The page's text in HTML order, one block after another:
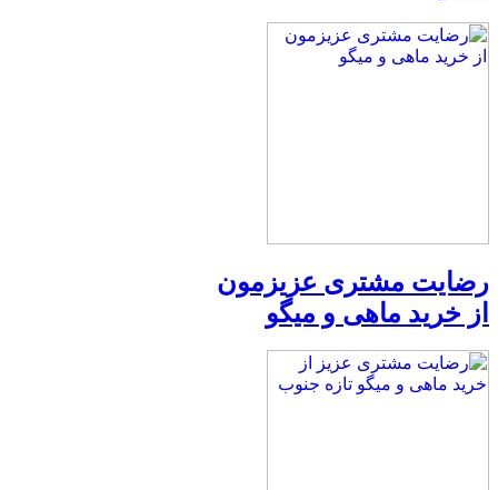
رضایت مشتری عزیزمون
از خرید ماهی و میگو